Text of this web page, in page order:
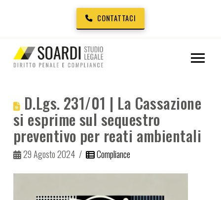
CONTATTACI
D.Lgs. 231/01 | La Cassazione
si esprime sul sequestro
preventivo per reati ambientali
29 Agosto 2024 Compliance